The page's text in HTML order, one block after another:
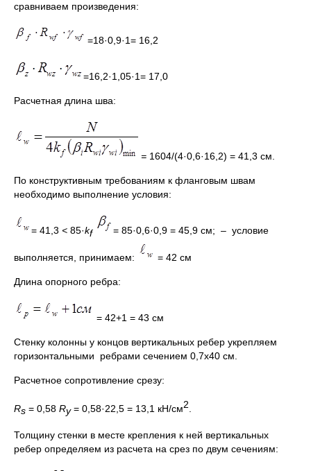
сравниваем произведения:
=18·0,9·1= 16,2
=16,2·1,05·1= 17,0
Расчетная длина шва:
= 1604/(4·0,6·16,2) = 41,3 см.
По конструктивным требованиям к фланговым швам
необходимо выполнение условия:
= 41,3 < 85·kf = 85·0,6·0,9 = 45,9 см; – условие
выполняется, принимаем: = 42 см
Длина опорного ребра:
= 42+1 = 43 см
Стенку колонны у концов вертикальных ребер укрепляем
горизонтальными ребрами сечением 0,7х40 см.
Расчетное сопротивление срезу:
Rs = 0,58 Ry= 0,58·22,5 = 13,1 кН/см2
Толщину стенки в месте крепления к ней вертикальных
ребер определяем из расчета на срез по двум сечениям: